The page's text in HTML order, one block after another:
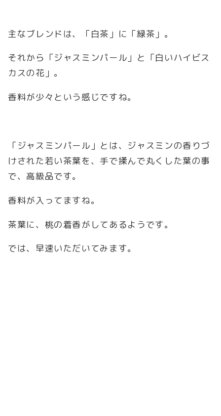
主なブレンドは、「白茶」に「緑茶」。
それから「ジャスミンパール」と「白いハイビス
カスの花」。
香料が少々という感じですね。
「ジャスミンパール」とは、ジャスミンの香りづ
けされた若い茶葉を、手で揉んで丸くした葉の事
で、高級品です。
香料が入ってますね。
茶葉に、桃の着香がしてあるようです。
では、早速いただいてみます。